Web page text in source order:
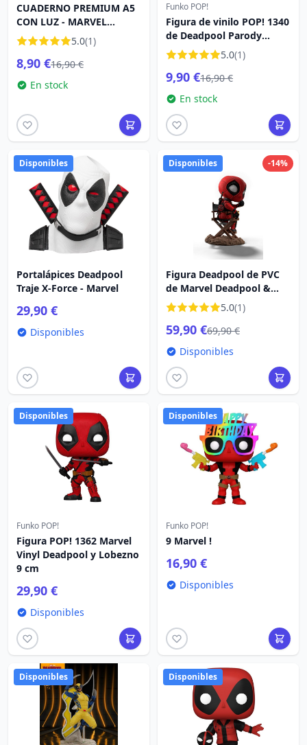
CUADERNO PREMIUM A5
CON LUZ - MARVEL
DEADPOOL 5.0(1)
8,90 €16,90 €
En stock
Funko POP!
Figura de vinilo POP! 1340
de Deadpool Parody
Beauty Contest 9 cm
5.0(1)
9,90 €16,90 €
En stock
Disponibles
Portalápices Deadpool
Traje X-Force - Marvel
29,90 €
Disponibles
-14%
Disponibles
Figura Deadpool de PVC
de Marvel Deadpool &
Wolverine Mini Co. 13 cm
5.0(1)
59,90 €69,90 €
Disponibles
Disponibles
Funko POP!
Figura POP! 1362 Marvel
Vinyl Deadpool y Lobezno
9 cm
29,90 €
Disponibles
Disponibles
Funko POP!
9 Marvel !
16,90 €
Disponibles
Disponibles Disponibles